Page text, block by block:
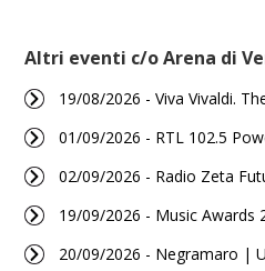
Altri eventi c/o Arena di
19/08/2026 - Viva Vivaldi.
01/09/2026 - RTL 102.5
02/09/2026 - Radio Zeta
19/09/2026 - Music Awards
20/09/2026 - Negramaro |